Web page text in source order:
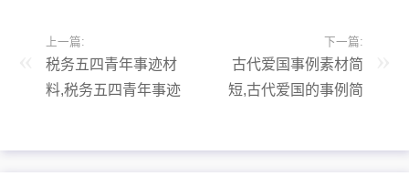
上一篇:
税务五四青年事迹材
料,税务五四青年事迹
下一篇:
古代爱国事例素材简
短,古代爱国的事例简